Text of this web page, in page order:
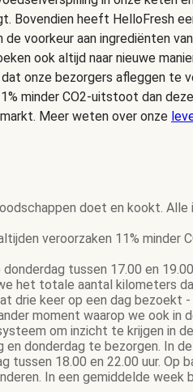
Bovendien heeft HelloFresh
voorkeur aan ingrediënten
ook altijd naar nieuwe
onze bezorgers afleggen te
minder CO2-uitstoot dan
Meer weten over onze
doet en kookt.
veroorzaken 11%
tussen 17.00 en
het totale aantal kilometers
keer op een dag bezoekt -
moment waarop we ook in
om inzicht te krijgen in
donderdag te bezorgen. In
tussen 18.00 en 22.00 uur.
In een gemiddelde